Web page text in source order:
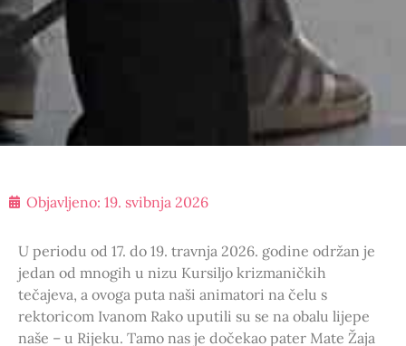
Objavljeno: 19. svibnja 2026
U periodu od 17. do 19. travnja 2026. godine održan je
jedan od mnogih u nizu Kursiljo krizmaničkih
tečajeva, a ovoga puta naši animatori na čelu s
rektoricom Ivanom Rako uputili su se na obalu lijepe
naše – u Rijeku. Tamo nas je dočekao pater Mate Žaja